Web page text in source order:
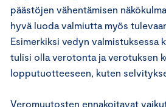
päästöjen vähentämisen
hyvä luoda valmiutta myös
Esimerkiksi vedyn valmistuksessa
tulisi olla verotonta ja verotuksen
lopputuotteeseen, kuten
Veromuutosten ennakoitavat